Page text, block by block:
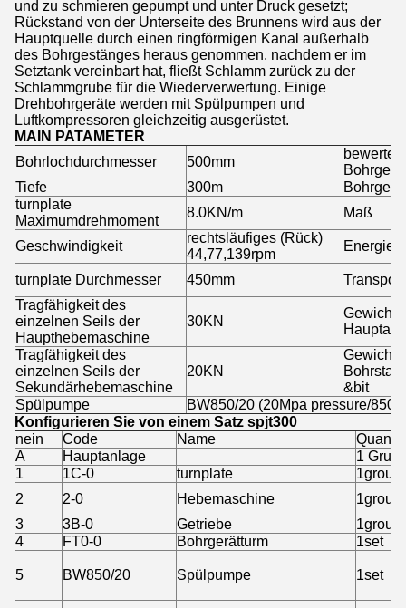
und zu schmieren gepumpt und unter Druck gesetzt;
Rückstand von der Unterseite des Brunnens wird aus der
Hauptquelle durch einen ringförmigen Kanal außerhalb
des Bohrgestänges heraus genommen. nachdem er im
Setztank vereinbart hat, fließt Schlamm zurück zu der
Schlammgrube für die Wiederverwertung. Einige
Drehbohrgeräte werden mit Spülpumpen und
Luftkompressoren gleichzeitig ausgerüstet.
MAIN PATAMETER
Bohrlochdurchmesser
500mm
Tiefe
300m
turnplate
Maximumdrehmoment
8.0KN/m Maß
Geschwindigkeit
rechtsläufiges (Rück)
44,77,139rpm
Energie
turnplate Durchmesser 450mm
Tragfähigkeit des
einzelnen Seils der
Haupthebemaschine
30KN
Gewicht
Tragfähigkeit des
einzelnen Seils der
Sekundärhebemaschine
20KN
Gewicht
&bit
Spülpumpe
BW850/20 (20Mpa pressure/
Konfigurieren Sie von einem Satz spjt300
nein
Code Name
A
Hauptanlage
1
1
1C-0 turnplate
1group
2
2-0 Hebemaschine
1group
3
3B-0 Getriebe
1group
4
FT0-0 Bohrgerätturm 1set
5 BW850/20 Spülpumpe 1set